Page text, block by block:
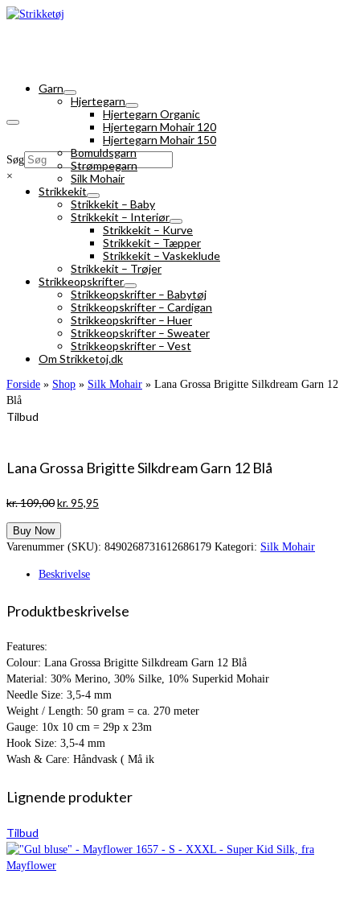
Søg
×
Garn
Hjertegarn
Hjertegarn Organic
Hjertegarn Mohair 120
Hjertegarn Mohair 150
Bomuldsgarn
Strømpegarn
Silk Mohair
Strikkekit
Strikkekit – Baby
Strikkekit – Interiør
Strikkekit – Kurve
Strikkekit – Tæpper
Strikkekit – Vaskeklude
Strikkekit – Trøjer
Strikkeopskrifter
Strikkeopskrifter – Babytøj
Strikkeopskrifter – Cardigan
Strikkeopskrifter – Huer
Strikkeopskrifter – Sweater
Strikkeopskrifter – Vest
Om Strikketoj.dk
Forside » Shop » Silk Mohair » Lana Grossa Brigitte Silkdream Garn 12
Blå
Tilbud
Lana Grossa Brigitte Silkdream Garn 12 Blå
kr.109,00Den
pris
var:
kr.95,95
er:
Buy Now
Varenummer (SKU): 8490268731612686179 Kategori: Silk Mohair
Beskrivelse
Produktbeskrivelse
Features:
Colour: Lana Grossa Brigitte Silkdream Garn 12 Blå
Material: 30% Merino, 30% Silke, 10% Superkid Mohair
Needle Size: 3,5-4 mm
Weight / Length: 50 gram = ca. 270 meter
Gauge: 10x 10 cm = 29p x 23m
Hook Size: 3,5-4 mm
Wash & Care: Håndvask ( Må ik
Lignende produkter
Tilbud